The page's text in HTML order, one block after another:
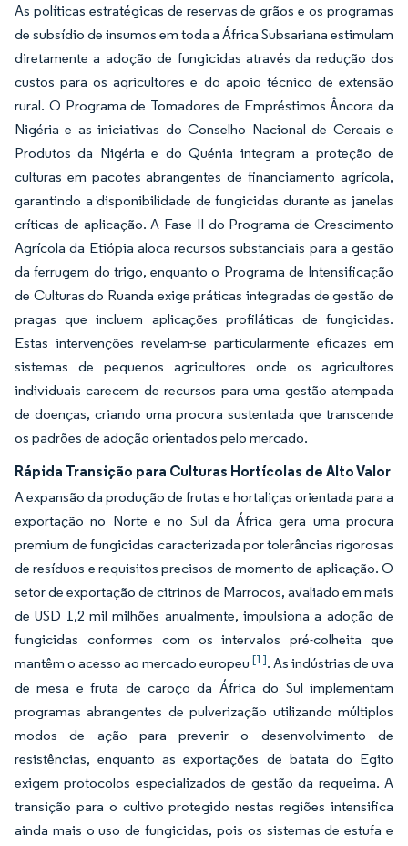
As políticas estratégicas de reservas de grãos e os programas
de subsídio de insumos em toda a África Subsariana estimulam
diretamente a adoção de fungicidas através da redução dos
custos para os agricultores e do apoio técnico de extensão
rural. O Programa de Tomadores de Empréstimos Âncora da
Nigéria e as iniciativas do Conselho Nacional de Cereais e
Produtos da Nigéria e do Quénia integram a proteção de
culturas em pacotes abrangentes de financiamento agrícola,
garantindo a disponibilidade de fungicidas durante as janelas
críticas de aplicação. A Fase II do Programa de Crescimento
Agrícola da Etiópia aloca recursos substanciais para a gestão
da ferrugem do trigo, enquanto o Programa de Intensificação
de Culturas do Ruanda exige práticas integradas de gestão de
pragas que incluem aplicações profiláticas de fungicidas.
Estas intervenções revelam-se particularmente eficazes em
sistemas de pequenos agricultores onde os agricultores
individuais carecem de recursos para uma gestão atempada
de doenças, criando uma procura sustentada que transcende
os padrões de adoção orientados pelo mercado.
Rápida Transição para Culturas Hortícolas de Alto Valor
A expansão da produção de frutas e hortaliças orientada para a
exportação no Norte e no Sul da África gera uma procura
premium de fungicidas caracterizada por tolerâncias rigorosas
de resíduos e requisitos precisos de momento de aplicação. O
setor de exportação de citrinos de Marrocos, avaliado em mais
de USD 1,2 mil milhões anualmente, impulsiona a adoção de
fungicidas conformes com os intervalos pré-colheita que
mantêm o acesso ao mercado europeu [1]. As indústrias de uva
de mesa e fruta de caroço da África do Sul implementam
programas abrangentes de pulverização utilizando múltiplos
modos de ação para prevenir o desenvolvimento de
resistências, enquanto as exportações de batata do Egito
exigem protocolos especializados de gestão da requeima. A
transição para o cultivo protegido nestas regiões intensifica
ainda mais o uso de fungicidas, pois os sistemas de estufa e